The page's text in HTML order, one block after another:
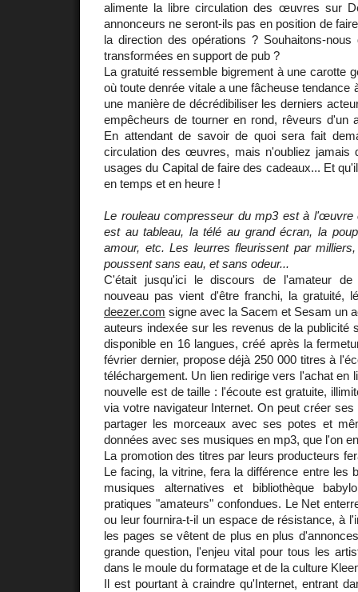
alimente la libre circulation des œuvres sur
annonceurs ne seront-ils pas en position de
la direction des opérations ? Souhaitons-
transformées en support de pub ?
La gratuité ressemble bigrement à une carotte
où toute denrée vitale a une fâcheuse tendance
une manière de décrédibiliser les derniers
empêcheurs de tourner en rond, rêveurs d'un
En attendant de savoir de quoi sera fait
circulation des œuvres, mais n'oubliez jamais
usages du Capital de faire des cadeaux... Et
en temps et en heure !
Le rouleau compresseur du mp3 est à l'œuvre
est au tableau, la télé au grand écran, la
amour, etc. Les leurres fleurissent par
poussent sans eau, et sans odeur...
C'était jusqu'ici le discours de l'amateur de
nouveau pas vient d'être franchi, la gratuité,
deezer.com signe avec la Sacem et Sesam un
auteurs indexée sur les revenus de la publicité
disponible en 16 langues, créé après la
février dernier, propose déjà 250 000 titres à
téléchargement. Un lien redirige vers l'achat en
nouvelle est de taille : l'écoute est gratuite,
via votre navigateur Internet. On peut créer
partager les morceaux avec ses potes et
données avec ses musiques en mp3, que l'on
La promotion des titres par leurs producteurs
Le facing, la vitrine, fera la différence entre les
musiques alternatives et bibliothèque
pratiques "amateurs" confondues. Le Net
ou leur fournira-t-il un espace de résistance, à
les pages se vêtent de plus en plus
grande question, l'enjeu vital pour tous les
dans le moule du formatage et de la culture
Il est pourtant à craindre qu'Internet, entrant